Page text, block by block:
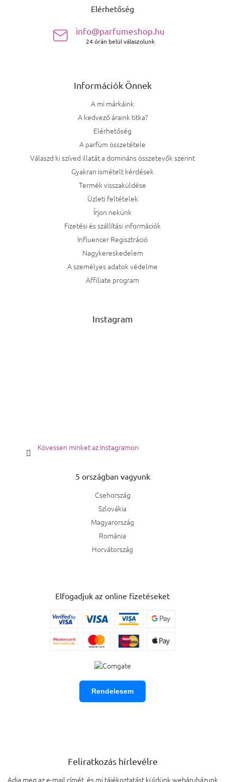
Elérhetőség
info@parfumeshop.hu
24 órán belül válaszolunk
Információk Önnek
A mi márkáink
A kedvező áraink titka?
Elérhetőség
A parfüm összetétele
Válaszd ki szíved illatát a domináns összetevők szerint
Gyakran ismételt kérdések
Termék visszaküldése
Üzleti feltételek
Írjon nekünk
Fizetési és szállítási információk
Influencer Regisztráció
Nagykereskedelem
A személyes adatok védelme
Affiliate program
Instagram
Kövessen minket az Instagramon
5 országban vagyunk
Csehország
Szlovákia
Magyarország
Románia
Horvátország
Elfogadjuk az online fizetéseket
Rendelesem
Feliratkozás hírlevélre
Adja meg az e-mail címét, és mi tájékoztatást küldünk webáruházunk